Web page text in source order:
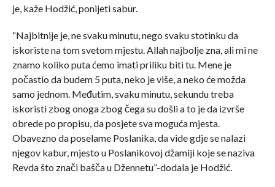
je, kaže Hodžić, ponijeti sabur.
“Najbitnije je, ne svaku minutu, nego svaku stotinku da
iskoriste na tom svetom mjestu. Allah najbolje zna, ali mi ne
znamo koliko puta ćemo imati priliku biti tu. Mene je
počastio da budem 5 puta, neko je više, a neko će možda
samo jednom. Međutim, svaku minutu, sekundu treba
iskoristi zbog onoga zbog čega su došli a to je da izvrše
obrede po propisu, da posjete sva moguća mjesta.
Obavezno da poselame Poslanika, da vide gdje se nalazi
njegov kabur, mjesto u Poslanikovoj džamiji koje se naziva
Revda što znači bašča u Džennetu”-dodala je Hodžić.